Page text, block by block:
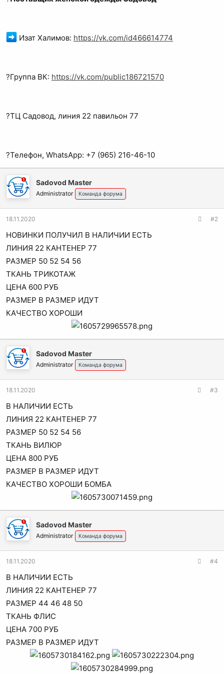
Изат Халимов: https://vk.com/id466614774
?Группа ВК: https://vk.com/public186721570
?ТЦ Садовод, линия 22 павильон 77
?Телефон, WhatsApp: +7 (965) 216-46-10
Sadovod Master
Administrator Команда форума
18.11.2020 #2
НОВИНКИ ПОЛУЧИЛ В НАЛИЧИИ ЕСТЬ
ЛИНИЯ 22 КАНТЕНЕР 77
РАЗМЕР 50 52 54 56
ТКАНЬ ТРИКОТАЖ
ЦЕНА 600 РУБ
РАЗМЕР В РАЗМЕР ИДУТ
КАЧЕСТВО ХОРОШИ
Sadovod Master
Administrator Команда форума
18.11.2020 #3
В НАЛИЧИИ ЕСТЬ
ЛИНИЯ 22 КАНТЕНЕР 77
РАЗМЕР 50 52 54 56
ТКАНЬ ВИЛЮР
ЦЕНА 800 РУБ
РАЗМЕР В РАЗМЕР ИДУТ
КАЧЕСТВО ХОРОШИ БОМБА
Sadovod Master
Administrator Команда форума
18.11.2020 #4
В НАЛИЧИИ ЕСТЬ
ЛИНИЯ 22 КАНТЕНЕР 77
РАЗМЕР 44 46 48 50
ТКАНЬ ФЛИС
ЦЕНА 700 РУБ
РАЗМЕР В РАЗМЕР ИДУТ